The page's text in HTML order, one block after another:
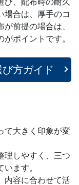
び、配布時の耐久
場合は、厚手のコ
前提の場合は、
ポイントです。
方ガイド
て大きく印象が変
理しやすく、三つ
ます。
内容に合わせて活